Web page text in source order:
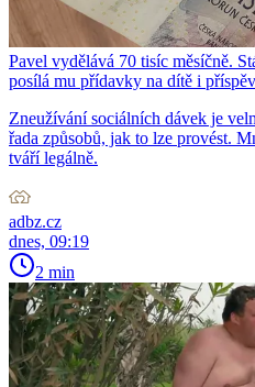
Pavel vydělává 70 tisíc měsíčně.
posílá mu přídavky na dítě i
Zneužívání sociálních dávek je
řada způsobů, jak to lze provést.
tváří legálně.
adbz.cz
dnes, 09:19
2 min